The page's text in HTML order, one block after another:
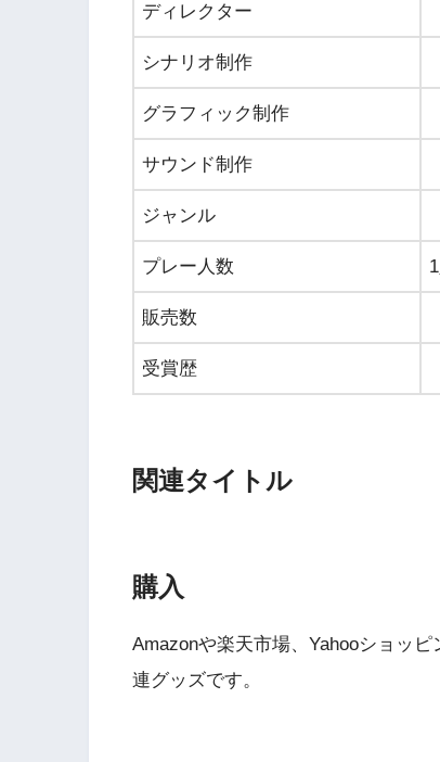
ディレクター
シナリオ制作
グラフィック制作
サウンド制作
ジャンル
プレー人数
販売数
受賞歴
関連タイトル
購入
Amazonや楽天市場、Yahooショッ
連グッズです。Wii・人気記事